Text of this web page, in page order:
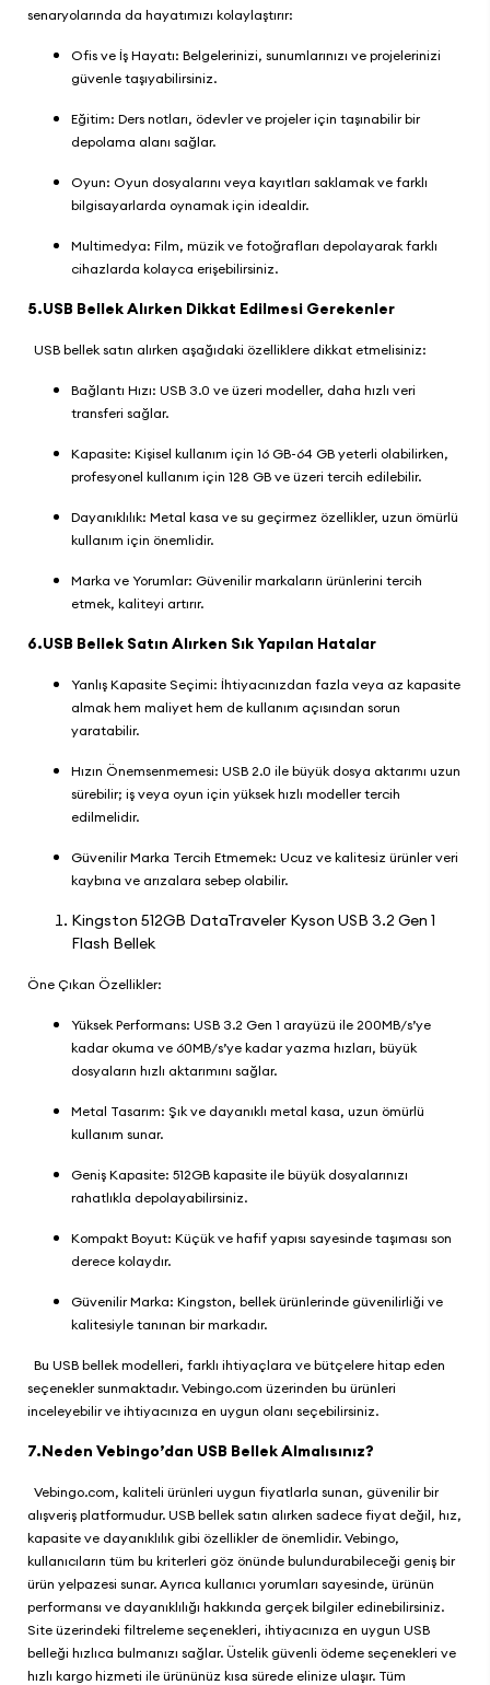
senaryolarında da hayatımızı kolaylaştırır:
Ofis ve İş Hayatı: Belgelerinizi, sunumlarınızı ve projelerinizi
güvenle taşıyabilirsiniz.
Eğitim: Ders notları, ödevler ve projeler için taşınabilir bir
depolama alanı sağlar.
Oyun: Oyun dosyalarını veya kayıtları saklamak ve farklı
bilgisayarlarda oynamak için idealdir.
Multimedya: Film, müzik ve fotoğrafları depolayarak farklı
cihazlarda kolayca erişebilirsiniz.
5.USB Bellek Alırken Dikkat Edilmesi Gerekenler
USB bellek satın alırken aşağıdaki özelliklere dikkat etmelisiniz:
Bağlantı Hızı: USB 3.0 ve üzeri modeller, daha hızlı veri
transferi sağlar.
Kapasite: Kişisel kullanım için 16 GB-64 GB yeterli olabilirken,
profesyonel kullanım için 128 GB ve üzeri tercih edilebilir.
Dayanıklılık: Metal kasa ve su geçirmez özellikler, uzun ömürlü
kullanım için önemlidir.
Marka ve Yorumlar: Güvenilir markaların ürünlerini tercih
etmek, kaliteyi artırır.
6.USB Bellek Satın Alırken Sık Yapılan Hatalar
Yanlış Kapasite Seçimi: İhtiyacınızdan fazla veya az kapasite
almak hem maliyet hem de kullanım açısından sorun
yaratabilir.
Hızın Önemsenmemesi: USB 2.0 ile büyük dosya aktarımı uzun
sürebilir; iş veya oyun için yüksek hızlı modeller tercih
edilmelidir.
Güvenilir Marka Tercih Etmemek: Ucuz ve kalitesiz ürünler veri
kaybına ve arızalara sebep olabilir.
Kingston 512GB DataTraveler Kyson USB 3.2 Gen 1
Flash Bellek
Öne Çıkan Özellikler:
Yüksek Performans: USB 3.2 Gen 1 arayüzü ile 200MB/s’ye
kadar okuma ve 60MB/s’ye kadar yazma hızları, büyük
dosyaların hızlı aktarımını sağlar.
Metal Tasarım: Şık ve dayanıklı metal kasa, uzun ömürlü
kullanım sunar.
Geniş Kapasite: 512GB kapasite ile büyük dosyalarınızı
rahatlıkla depolayabilirsiniz.
Kompakt Boyut: Küçük ve hafif yapısı sayesinde taşıması son
derece kolaydır.
Güvenilir Marka: Kingston, bellek ürünlerinde güvenilirliği ve
kalitesiyle tanınan bir markadır.
Bu USB bellek modelleri, farklı ihtiyaçlara ve bütçelere hitap eden
seçenekler sunmaktadır. Vebingo.com üzerinden bu ürünleri
inceleyebilir ve ihtiyacınıza en uygun olanı seçebilirsiniz.
7.Neden Vebingo’dan USB Bellek Almalısınız?
Vebingo.com, kaliteli ürünleri uygun fiyatlarla sunan, güvenilir bir
alışveriş platformudur. USB bellek satın alırken sadece fiyat değil, hız,
kapasite ve dayanıklılık gibi özellikler de önemlidir. Vebingo,
kullanıcıların tüm bu kriterleri göz önünde bulundurabileceği geniş bir
ürün yelpazesi sunar. Ayrıca kullanıcı yorumları sayesinde, ürünün
performansı ve dayanıklılığı hakkında gerçek bilgiler edinebilirsiniz.
Site üzerindeki filtreleme seçenekleri, ihtiyacınıza en uygun USB
belleği hızlıca bulmanızı sağlar. Üstelik güvenli ödeme seçenekleri ve
hızlı kargo hizmeti ile ürününüz kısa sürede elinize ulaşır. Tüm